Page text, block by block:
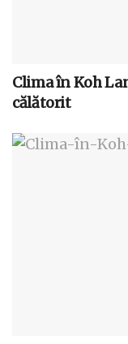
Clima în Koh
călătorit